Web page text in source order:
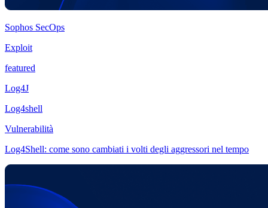
Sophos SecOps
Exploit
featured
Log4J
Log4shell
Vulnerabilità
Log4Shell: come sono cambiati i volti degli aggressori nel tempo